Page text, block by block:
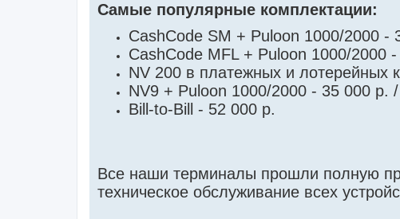
Самые популярные комплектации:
CashCode SM + Puloon 1000/2000 -
CashCode MFL + Puloon 1000/2000
NV 200 в платежных и лотерейных
NV9 + Puloon 1000/2000 - 35 000 р.
Bill-to-Bill - 52 000 р.
Все наши терминалы прошли полную
техническое обслуживание всех